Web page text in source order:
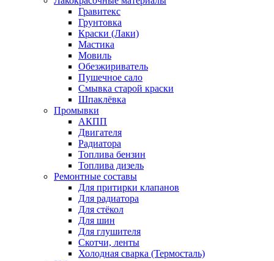
Гравитекс
Грунтовка
Краски (Лаки)
Мастика
Мовиль
Обезжириватель
Пушечное сало
Смывка старой краски
Шпаклёвка
Промывки
АКПП
Двигателя
Радиатора
Топлива бензин
Топлива дизель
Ремонтные составы
Для притирки клапанов
Для радиатора
Для стёкол
Для шин
Для глушителя
Скотчи, ленты
Холодная сварка (Термосталь)